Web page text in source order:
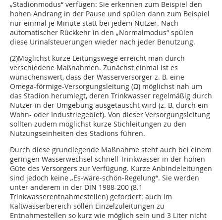
„Stadionmodus“ verfügen: Sie erkennen zum Beispiel den
hohen Andrang in der Pause und spülen dann zum Beispiel
nur einmal je Minute statt bei jedem Nutzer. Nach
automatischer Rückkehr in den „Normalmodus“ spülen
diese Urinalsteuerungen wieder nach jeder Benutzung.
(2)Möglichst kurze Leitungswege erreicht man durch
verschiedene Maßnahmen. Zunächst einmal ist es
wünschenswert, dass der Wasserversorger z. B. eine
Omega-förmige-Versorgungsleitung (Ω) möglichst nah um
das Stadion herumlegt, deren Trinkwasser regelmäßig durch
Nutzer in der Umgebung ausgetauscht wird (z. B. durch ein
Wohn- oder Industriegebiet). Von dieser Versorgungsleitung
sollten zudem möglichst kurze Stichleitungen zu den
Nutzungseinheiten des Stadions führen.
Durch diese grundlegende Maßnahme steht auch bei einem
geringen Wasserwechsel schnell Trinkwasser in der hohen
Güte des Versorgers zur Verfügung. Kurze Anbindeleitungen
sind jedoch keine „Es-wäre-schön-Regelung“. Sie werden
unter anderem in der DIN 1988-200 (8.1
Trinkwasserentnahmestellen) gefordert: auch im
Kaltwasserbereich sollen Einzelzuleitungen zu
Entnahmestellen so kurz wie möglich sein und 3 Liter nicht